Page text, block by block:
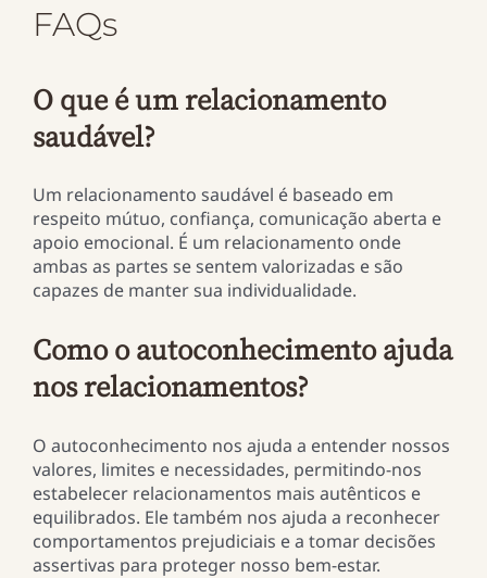
FAQs
O que é um relacionamento
saudável?
Um relacionamento saudável é baseado em
respeito mútuo, confiança, comunicação aberta e
apoio emocional. É um relacionamento onde
ambas as partes se sentem valorizadas e são
capazes de manter sua individualidade.
Como o autoconhecimento ajuda
nos relacionamentos?
O autoconhecimento nos ajuda a entender nossos
valores, limites e necessidades, permitindo-nos
estabelecer relacionamentos mais autênticos e
equilibrados. Ele também nos ajuda a reconhecer
comportamentos prejudiciais e a tomar decisões
assertivas para proteger nosso bem-estar.